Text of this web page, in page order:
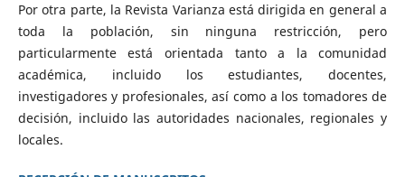
Por otra parte, la Revista Varianza está dirigida en general a
toda la población, sin ninguna restricción, pero
particularmente está orientada tanto a la comunidad
académica, incluido los estudiantes, docentes,
investigadores y profesionales, así como a los tomadores de
decisión, incluido las autoridades nacionales, regionales y
locales.